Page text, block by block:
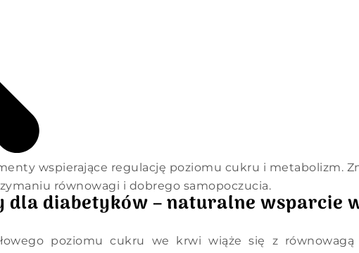
wspierające regulację poziomu cukru i metabolizm.
równowagi i dobrego samopoczucia.
diabetyków – naturalne wsparcie
poziomu cukru we krwi wiąże się z